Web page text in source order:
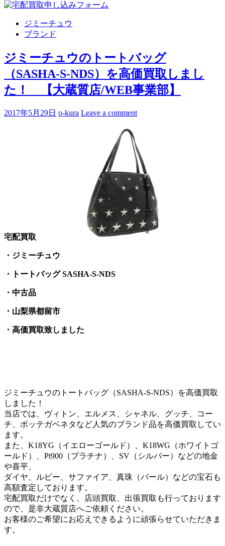
ジミーチュウ
ブランド
ジミーチュウのトートバッグ
（SASHA-S-NDS）を高価買取しまし
た！ 【大蔵質店/WEB事業部】
2017年5月29日 o-kura Leave a comment
宅配買取
・ジミーチュウ
・トートバッグ SASHA-S-NDS
・中古品
・山梨県都留市
・高価買取致しました
ジミーチュウのトートバッグ（SASHA-S-NDS）を高価買取
しました！
当店では、ヴィトン、エルメス、シャネル、グッチ、コー
チ、ボッテガベネタなど人気のブランド品を高価買取してい
ます。
また、K18YG（イエローゴールド）、K18WG（ホワイトゴ
ールド）、Pt900（プラチナ）、SV（シルバー）などの地金
や喜平、
ダイヤ、ルビー、サファイア、真珠（パール）などの宝石も
高額査定しております。
宅配買取だけでなく、店頭買取、出張買取も行っております
ので、是非大蔵質店へご依頼ください。
お客様のご希望にお応えできるように頑張らせていただきま
す。